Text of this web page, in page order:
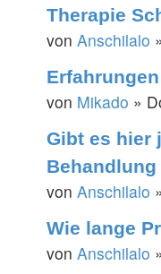
Therapie
von Anschilalo »
von Mikado »
Gibt es hier
von Anschilalo »
Wie lange
von Anschilalo »